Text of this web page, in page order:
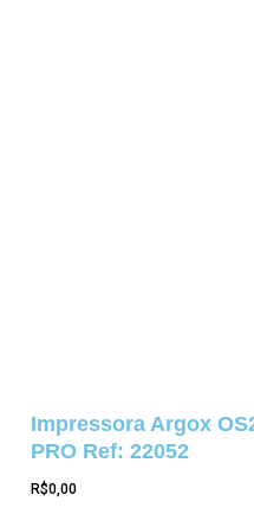
Impressora Argox
PRO Ref: 22052
R$0,00